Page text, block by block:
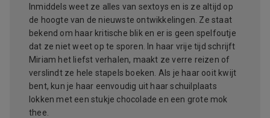
Inmiddels weet ze alles van sextoys en is ze altijd op
de hoogte van de nieuwste ontwikkelingen. Ze staat
bekend om haar kritische blik en er is geen spelfoutje
dat ze niet weet op te sporen. In haar vrije tijd schrijft
Miriam het liefst verhalen, maakt ze verre reizen of
verslindt ze hele stapels boeken. Als je haar ooit kwijt
bent, kun je haar eenvoudig uit haar schuilplaats
lokken met een stukje chocolade en een grote mok
thee.